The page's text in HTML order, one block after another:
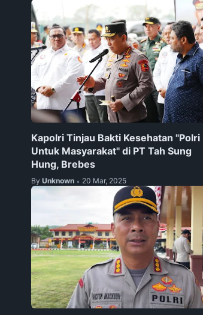
Kapolri Tinjau Bakti Kesehatan "Polri
Untuk Masyarakat" di PT Tah Sung
Hung, Brebes
By Unknown • 20 Mar, 2025